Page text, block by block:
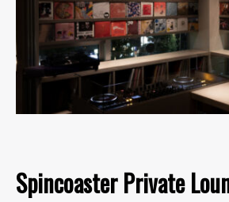
Spincoaster Private